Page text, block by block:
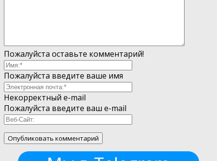
Пожалуйста оставьте комментарий!
Пожалуйста введите ваше имя
Некорректный e-mail
Пожалуйста введите ваш e-mail